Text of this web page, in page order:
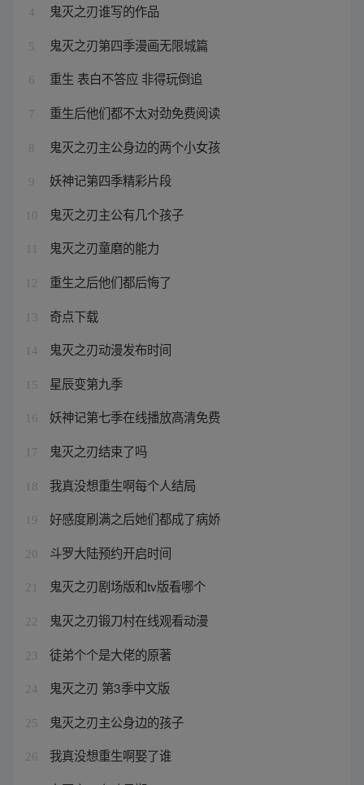
4 鬼灭之刃谁写的作品
5 鬼灭之刃第四季漫画无限城篇
6 重生 表白不答应 非得玩倒追
7 重生后他们都不太对劲免费阅读
8 鬼灭之刃主公身边的两个小女孩
9 妖神记第四季精彩片段
10 鬼灭之刃主公有几个孩子
鬼灭之刃童磨的能力
12 重生之后他们都后悔了
13 奇点下载
14 鬼灭之刃动漫发布时间
15 星辰变第九季
16 妖神记第七季在线播放高清免费
17 鬼灭之刃结束了吗
18 我真没想重生啊每个人结局
19 好感度刷满之后她们都成了病娇
20 斗罗大陆预约开启时间
21 鬼灭之刃剧场版和tv版看哪个
22 鬼灭之刃锻刀村在线观看动漫
23 徒弟个个是大佬的原著
24 鬼灭之刃 第3季中文版
25 鬼灭之刃主公身边的孩子
26 我真没想重生啊娶了谁